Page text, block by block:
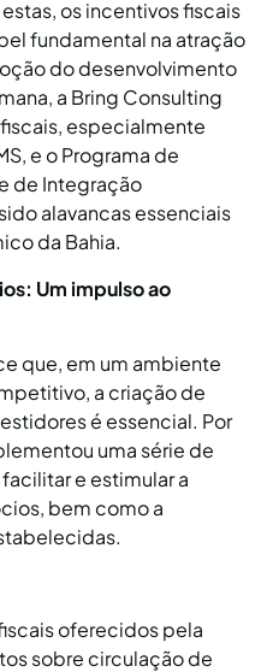
os incentivos fiscais
fundamental na atração
do desenvolvimento
a Bring Consulting
especialmente
e o Programa de
de Integração
alavancas essenciais
da Bahia.
Um impulso ao
que, em um ambiente
a criação de
é essencial. Por
uma série de
e estimular a
bem como a
oferecidos pela
sobre circulação de